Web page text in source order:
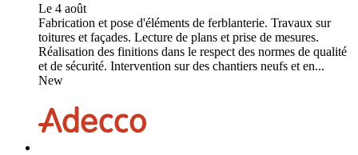
Le 4 août
Fabrication et pose d'éléments de ferblanterie. Travaux sur
toitures et façades. Lecture de plans et prise de mesures.
Réalisation des finitions dans le respect des normes de qualité
et de sécurité. Intervention sur des chantiers neufs et en...
New